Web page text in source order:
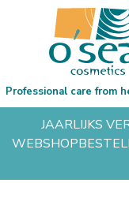
Professional care from
JAARLIJKS